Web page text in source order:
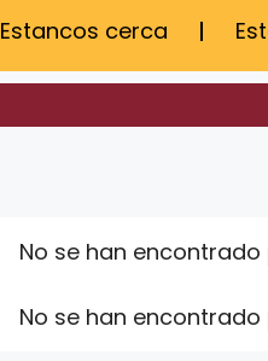
Estancos cerca
No se han
No se han